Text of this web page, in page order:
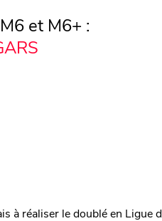
et M6+ :
à réaliser le doublé en Ligue